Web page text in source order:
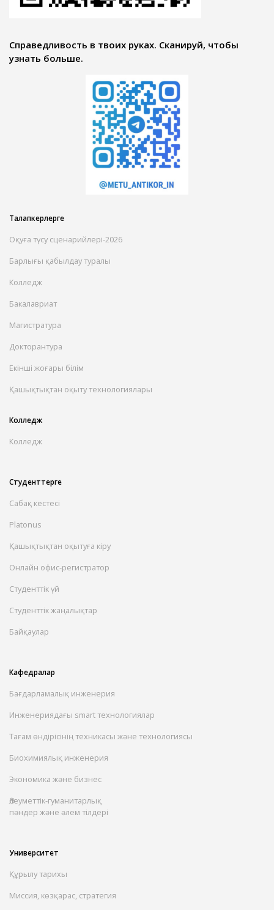
Справедливость в твоих руках. Сканируй, чтобы
узнать больше.
Талапкерлерге
Оқуға түсу сценарийлері-2026
Барлығы қабылдау туралы
Колледж
Бакалавриат
Магистратура
Докторантура
Екінші жоғары білім
Қашықтықтан оқыту технологиялары
Колледж
Колледж
Студенттерге
Сабақ кестесі
Platonus
Қашықтықтан оқытуға кіру
Онлайн офис-регистратор
Студенттік үй
Студенттік жаңалықтар
Байқаулар
Кафедралар
Бағдарламалық инженерия
Инженериядағы smart технологиялар
Тағам өндірісінің техникасы және технологиясы
Биохимиялық инженерия
Экономика және бизнес
Әлеуметтік-гуманитарлық
пәндер және әлем тілдері
Университет
Құрылу тарихы
Миссия, көзқарас, стратегия